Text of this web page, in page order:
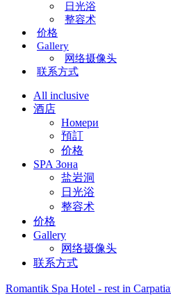
日光浴
整容术
价格
Gallery
网络摄像头
联系方式
All inclusive
酒店
Номери
預訂
价格
SPA Зона
盐岩洞
日光浴
整容术
价格
Gallery
网络摄像头
联系方式
Romantik Spa Hotel - rest in